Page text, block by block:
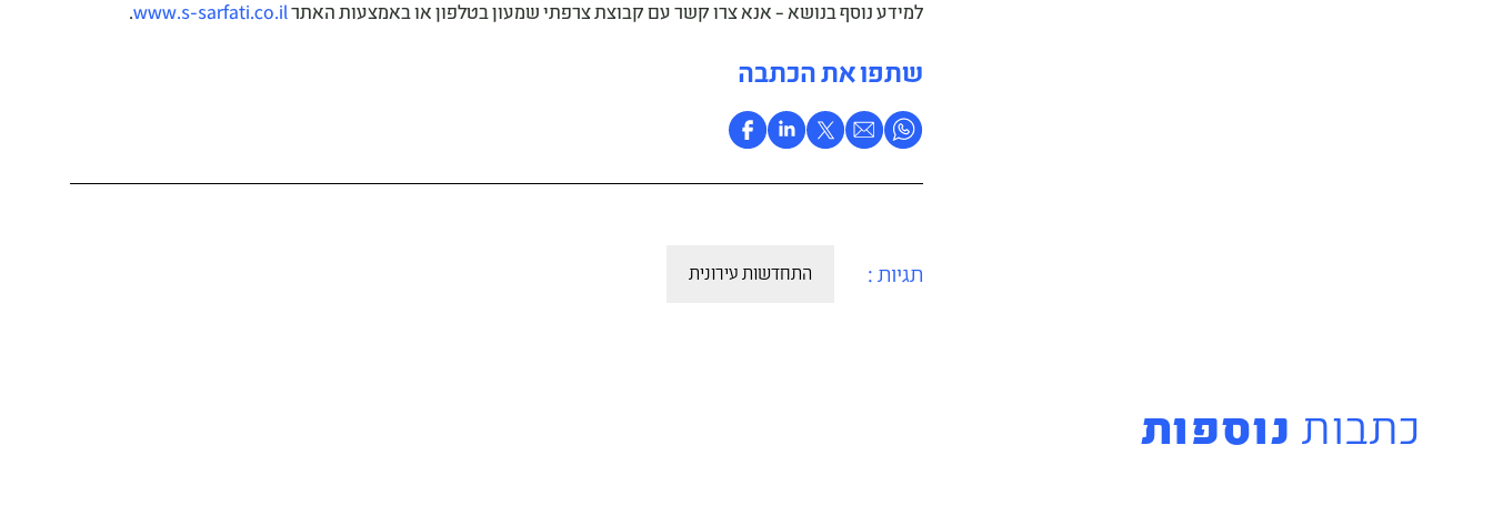
למידע נוסף בנושא – אנא צרו קשר עם קבוצת צרפתי שמעון בטלפון או באמצעות האתר www.s-sarfati.co.il
.
שתפו את הכתבה
תגיות : התחדשות עירונית
כתבות נוספות